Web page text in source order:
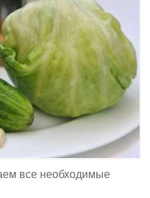
все необходимые